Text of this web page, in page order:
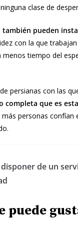
clase de
también pueden
con la que
menos tiempo del
persianas con las
completa que es
personas
de un
puede